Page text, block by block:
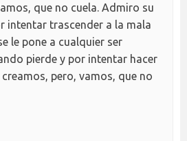
que no cuela. Admiro su
intentar trascender a la mala
le pone a cualquier ser
pierde y por intentar hacer
pero, vamos, que no